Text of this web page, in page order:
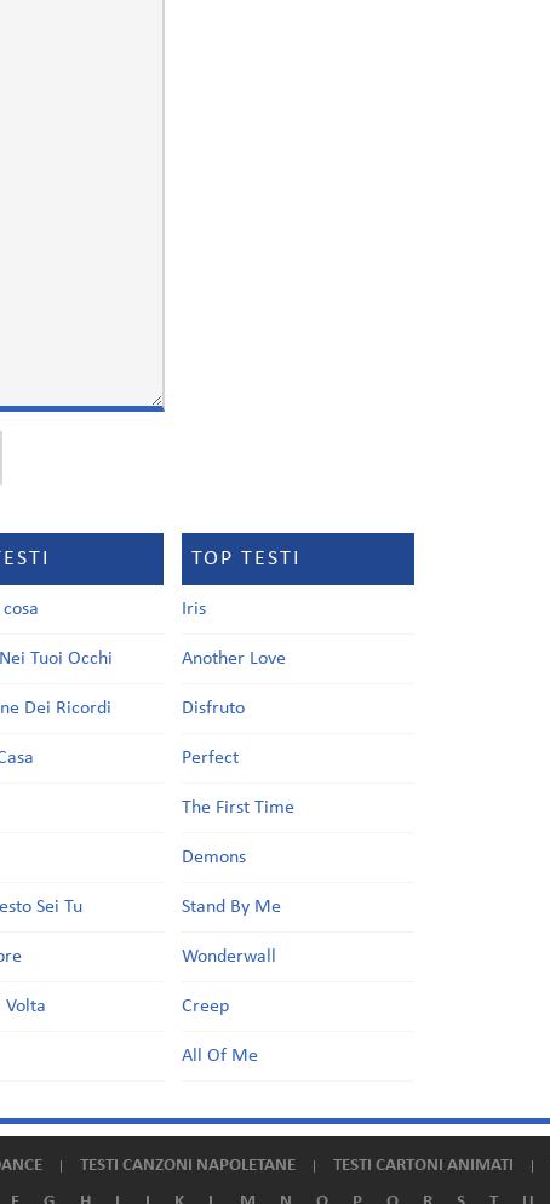
Tuoi Occhi
Dei Ricordi
Sei Tu
Volta
TOP TESTI
Iris
Another Love
Disfruto
Perfect
The First Time
Demons
Stand By Me
Wonderwall
Creep
All Of Me
TESTI CANZONI NAPOLETANE TESTI CARTONI ANIMATI